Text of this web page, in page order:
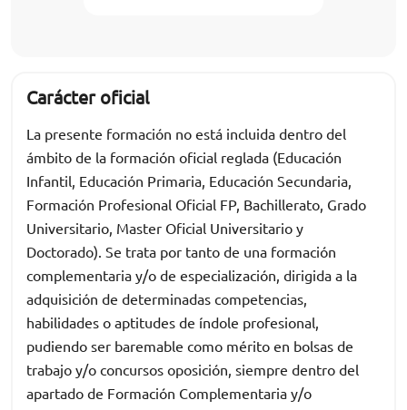
Carácter oficial
La presente formación no está incluida dentro del
ámbito de la formación oficial reglada (Educación
Infantil, Educación Primaria, Educación Secundaria,
Formación Profesional Oficial FP, Bachillerato, Grado
Universitario, Master Oficial Universitario y
Doctorado). Se trata por tanto de una formación
complementaria y/o de especialización, dirigida a la
adquisición de determinadas competencias,
habilidades o aptitudes de índole profesional,
pudiendo ser baremable como mérito en bolsas de
trabajo y/o concursos oposición, siempre dentro del
apartado de Formación Complementaria y/o